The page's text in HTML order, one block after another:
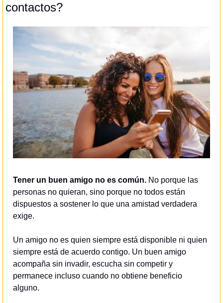
contactos?
Tener un buen amigo no es común. No porque las
personas no quieran, sino porque no todos están
dispuestos a sostener lo que una amistad verdadera
exige.
Un amigo no es quien siempre está disponible ni quien
siempre está de acuerdo contigo. Un buen amigo
acompaña sin invadir, escucha sin competir y
permanece incluso cuando no obtiene beneficio
alguno.